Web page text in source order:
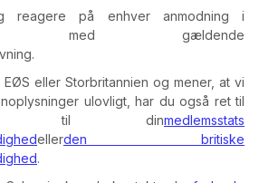
reagere på enhver anmodning i
med gældende
eller Storbritannien og mener, at vi
ulovligt, har du også ret til
til dinmedlemsstats
ellerden britiske
.